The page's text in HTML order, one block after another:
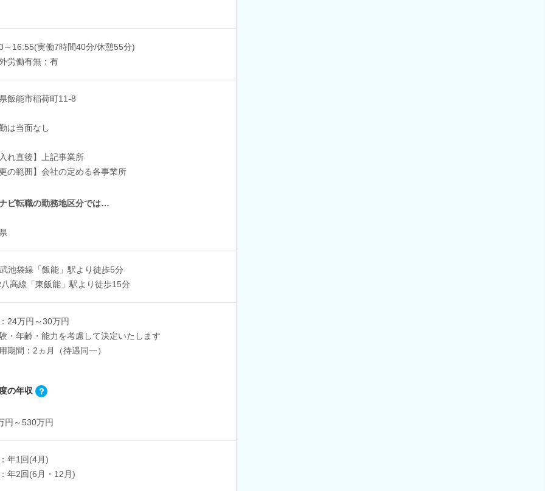
～16:55(実働7時間40分/休憩55分)
労働有無：有
飯能市稲荷町11-8
は当面なし
れ直後】上記事業所
の範囲】会社の定める各事業所
ビ転職の勤務地区分では…
池袋線「飯能」駅より徒歩5分
高線「東飯能」駅より徒歩15分
24万円～30万円
・年齢・能力を考慮して決定いたします
期間：2ヵ月（待遇同一）
の年収
円～530万円
年1回(4月)
年2回(6月・12月)